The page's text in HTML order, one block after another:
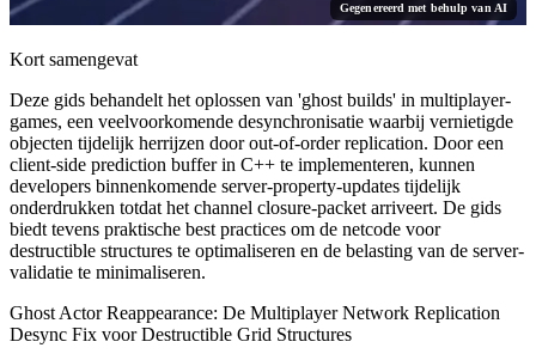
Gegenereerd met behulp van AI
Kort samengevat
Deze gids behandelt het oplossen van 'ghost builds' in multiplayer-
games, een veelvoorkomende desynchronisatie waarbij vernietigde
objecten tijdelijk herrijzen door out-of-order replication. Door een
client-side prediction buffer in C++ te implementeren, kunnen
developers binnenkomende server-property-updates tijdelijk
onderdrukken totdat het channel closure-packet arriveert. De gids
biedt tevens praktische best practices om de netcode voor
destructible structures te optimaliseren en de belasting van de server-
validatie te minimaliseren.
Ghost Actor Reappearance: De Multiplayer Network Replication
Desync Fix voor Destructible Grid Structures